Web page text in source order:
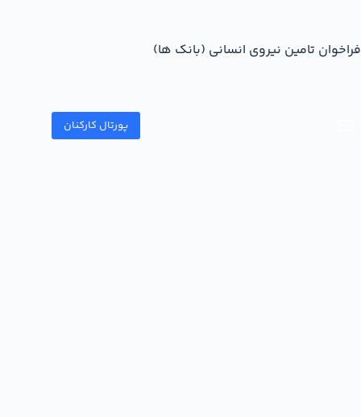
پورتال کارکنان
فراخوان تامین نیروی انسانی (بانک ها)